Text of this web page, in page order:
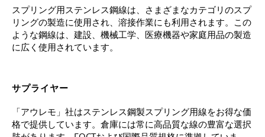
スプリング用ステンレス鋼線は、さまざまなカテゴリのスプ
リングの製造に使用され、溶接作業にも利用されます。この
ような鋼線は、建設、機械工学、医療機器や家庭用品の製造
に広く使用されています。
サプライヤー
「アウレモ」社はステンレス鋼製スプリング用線をお得な価
格で提供しています。倉庫には常に高品質な線の豊富な選択